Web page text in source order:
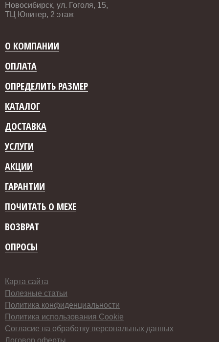
Новосибирск, ул. Гоголя, 15,
ТЦ Юпитер, 2 этаж
О КОМПАНИИ
ОПЛАТА
ОПРЕДЕЛИТЬ РАЗМЕР
КАТАЛОГ
ДОСТАВКА
УСЛУГИ
АКЦИИ
ГАРАНТИИ
ПОЧИТАТЬ О МЕХЕ
ВОЗВРАТ
ОПРОСЫ
Карта сайта
Полезные статьи
Политика конфиденциальности
Политика использования Cookie
Согласие на обработку персональных данных
Договор оферты